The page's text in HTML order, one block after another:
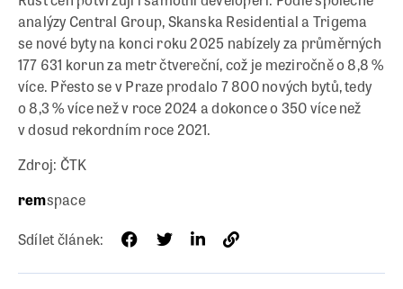
analýzy Central Group, Skanska Residential a Trigema
se nové byty na konci roku 2025 nabízely za průměrných
177 631 korun za metr čtvereční, což je meziročně o 8,8 %
více. Přesto se v Praze prodalo 7 800 nových bytů, tedy
o 8,3 % více než v roce 2024 a dokonce o 350 více než
v dosud rekordním roce 2021.
Zdroj: ČTK
remspace
Sdílet článek: